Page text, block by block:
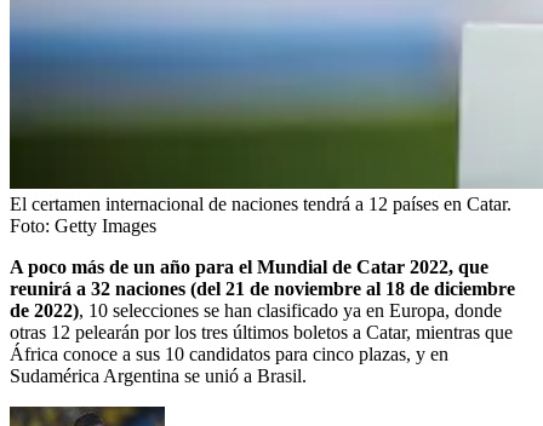
El certamen internacional de naciones tendrá a 12 países en Catar.
Foto: Getty Images
A poco más de un año para el Mundial de Catar 2022, que
reunirá a 32 naciones (del 21 de noviembre al 18 de diciembre
de 2022), 10 selecciones se han clasificado ya en Europa, donde
otras 12 pelearán por los tres últimos boletos a Catar, mientras que
África conoce a sus 10 candidatos para cinco plazas, y en
Sudamérica Argentina se unió a Brasil.